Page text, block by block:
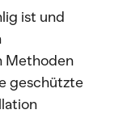
ist und
Methoden
geschützte